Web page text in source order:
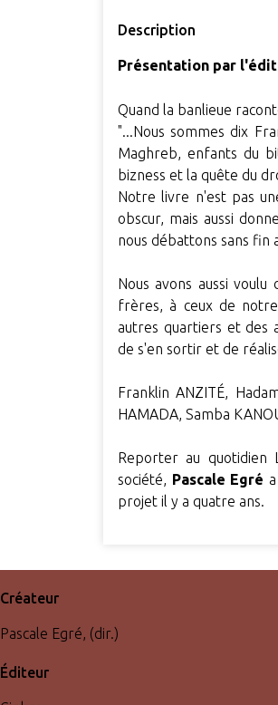
Description
Présentation par
Quand la banlieue
"...Nous sommes dix
Maghreb, enfants du
bizness et la quête du
Notre livre n'est pas
obscur, mais aussi
nous débattons sans fin
Nous avons aussi
frères, à ceux de
autres quartiers et des
de s'en sortir et de
Franklin ANZITÉ,
HAMADA, Samba
Reporter au quotidien
société, Pascale Egré
projet il y a quatre ans.
Créateur
Pascale Egré, (dir.)
Éditeur